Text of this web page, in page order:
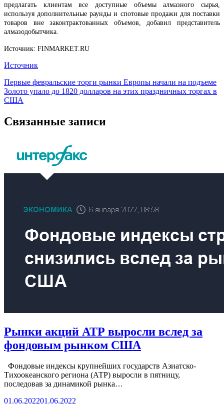
предлагать клиентам все доступные объемы алмазного сырья,
используя дополнительные раунды и спотовые продажи для поставки
товаров вне законтрактованных объемов, добавил представитель
алмазодобытчика.
Источник: FINMARKET.RU
Источник
Навигация
по
Первые февральские торги рынки Европы начали на подъеме
Золото упало до 1820 долларов на этих праздничных торгах в
США
Связанные записи
Рынки акций АТР выросли вслед за
фондовым рынком США
Фондовые индексы крупнейших государств Азиатско-
Тихоокеанского региона (АТР) выросли в пятницу,
последовав за динамикой рынка…
01.06.202201.06.2022